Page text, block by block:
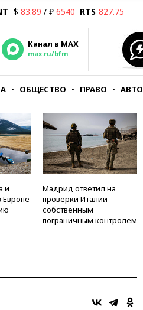
$ 83.89 / ₽ 6540 RTS 827.75
Канал в MAX
max.ru/bfm
ОБЩЕСТВО ПРАВО АВТО
и
Мадрид ответил на
проверки Италии
собственным
пограничным контролем